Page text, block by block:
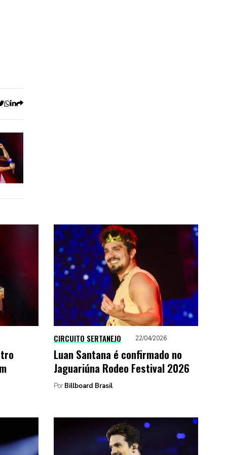
CIRCUITO SERTANEJO 22/04/2026
Luan Santana é confirmado no
Jaguariúna Rodeo Festival 2026
Por Billboard Brasil